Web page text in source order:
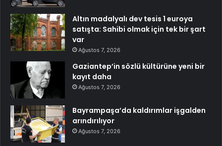
Altın madalyalı dev tesis 1 euroya
satışta: Sahibi olmak için tek bir şart
var
Ağustos 7, 2026
Gaziantep’in sözlü kültürüne yeni bir
kayıt daha
Ağustos 7, 2026
Bayrampaşa’da kaldırımlar işgalden
arındırılıyor
Ağustos 7, 2026